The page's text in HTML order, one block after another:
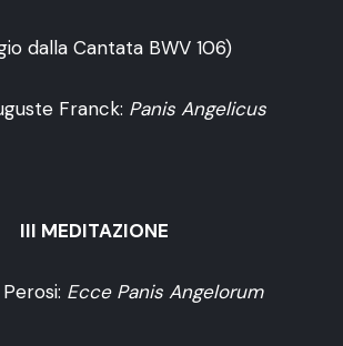
dalla Cantata BWV 106)
Franck: Panis Angelicus
III MEDITAZIONE
Ecce Panis Angelorum